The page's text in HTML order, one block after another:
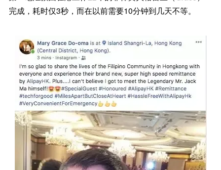
完成，耗时仅3秒，而在以前需要10分钟到几天不等。